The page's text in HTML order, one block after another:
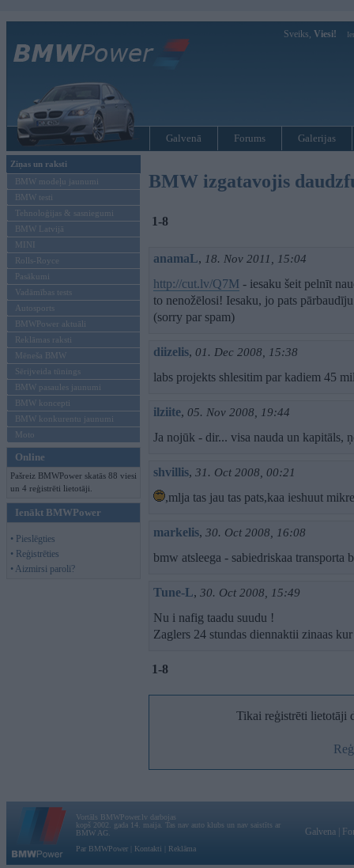
Sveiks, Viesi!
Galvenā Forums Galerijas
Ziņas un raksti
BMW modeļu jaunumi
BMW testi
Tehnoloģijas & sasniegumi
BMW Latvijā
MINI
Rolls-Royce
Pasākumi
Vadāmības tests
Autosports
BMWPower aktuāli
Reklāmas raksti
Mēneša BMW
Sērijveida tūnings
BMW pasaules jaunumi
BMW koncepti
BMW konkurentu jaunumi
Moto
Online
Pašreiz BMWPower skatās 88 viesi
un 4 reģistrēti lietotāji.
Ienākt BMWPower
• Pieslēgties
• Reģistrēties
• Aizmirsi paroli?
BMW izgatavojis
1-8
anamaL, 18. Nov 2011, 15:04
http://cut.lv/Q7M - iesaku šeit pelnīt
to nenožēlosi! Iesaku, jo pats
(sorry par spam)
diizelis, 01. Dec 2008, 15:38
labs projekts shlesitim par kadiem 45
ilziite, 05. Nov 2008, 19:44
Ja nojūk - dir... visa nauda un kapitāls,
shvillis, 31. Oct 2008, 00:21
,mlja tas jau tas pats,kaa ieshuut
markelis, 30. Oct 2008, 16:08
bmw atsleega - sabiedriskaa transporta
Tune-L, 30. Oct 2008, 15:49
Nu i nafig taadu suudu !
Zaglers 24 stundas diennaktii zinaas
1-8
Tikai reģistrēti lietotāji
Vortāls BMWPower.lv darbojas
kopš 2002. gada 14. maija. Tas nav auto klubs un nav saistīts ar
BMW AG.
Par BMWPower
Kontakti Reklāma
Galvena